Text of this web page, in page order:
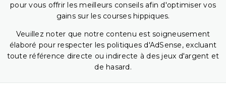
pour vous offrir les meilleurs conseils afin d'optimiser vos
gains sur les courses hippiques.
Veuillez noter que notre contenu est soigneusement
élaboré pour respecter les politiques d'AdSense, excluant
toute référence directe ou indirecte à des jeux d'argent et
de hasard.